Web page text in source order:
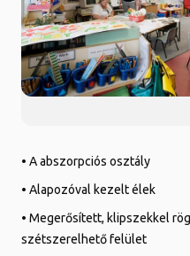
• A abszorpciós osztály
• Alapozóval kezelt élek
• Megerősített, klipszekkel
szétszerelhető felület